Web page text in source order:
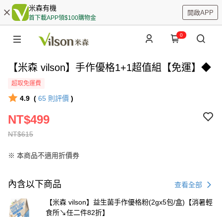
米森有機
首下載APP領$100購物金
開啟APP
0
【米森 vilson】手作優格1+1超值組【免運】◆
超取免運費
4.9 ( 65 則評價 )
NT$615
NT$499
※ 本商品不適用折價券
內含以下商品 查看全部
【米森 vilson】益生菌手作優格粉(2gx5包/盒)【消暑輕
食所↘任二件82折】